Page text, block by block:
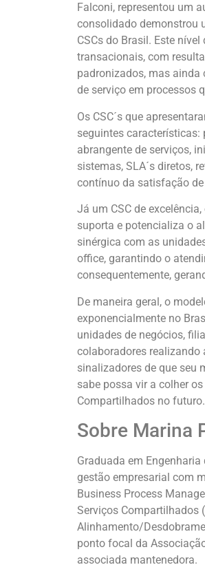
Falconi, representou um
consolidado demonstrou
CSCs do Brasil. Este
transacionais, com
padronizados, mas ainda
de serviço em processos
Os CSC´s que
seguintes características:
abrangente de serviços,
sistemas, SLA´s diretos,
contínuo da satisfação
Já um CSC de
suporta e potencializa o
sinérgica com as
office, garantindo o
consequentemente,
De maneira geral, o
exponencialmente no
unidades de negócios,
colaboradores
sinalizadores de que seu
sabe possa vir a colher
Compartilhados no futuro.
Sobre Marina
Graduada em
gestão empresarial com
Business Process
Serviços Compartilhados
Alinhamento/
ponto focal da
associada mantenedora.